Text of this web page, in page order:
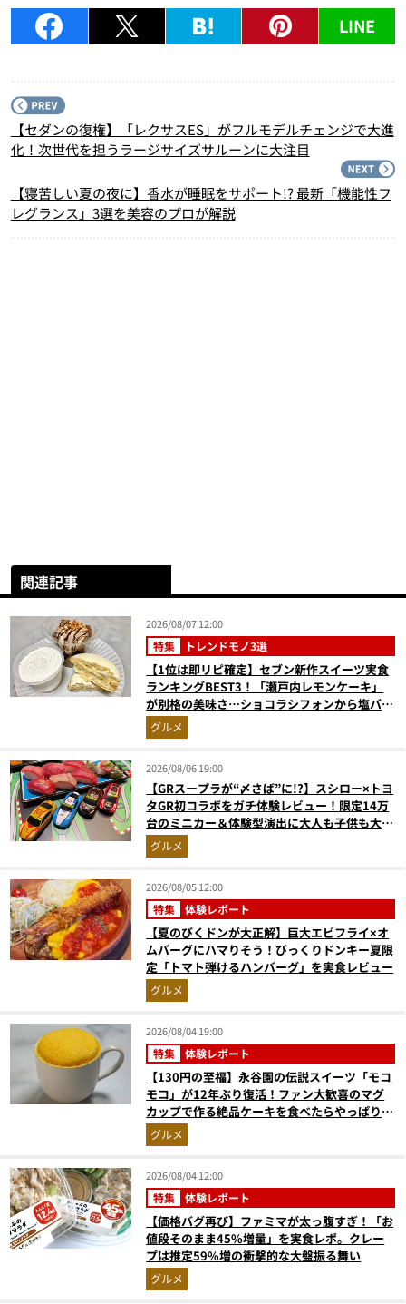
LINE
【セダンの復権】「レクサスES」がフルモデルチェンジで大進
化！次世代を担うラージサイズサルーンに大注目
【寝苦しい夏の夜に】香水が睡眠をサポート!? 最新「機能性フ
レグランス」3選を美容のプロが解説
関連記事
2026/08/07 12:00
特集 トレンドモノ3選
【1位は即リピ確定】セブン新作スイーツ実食
ランキングBEST3！「瀬戸内レモンケーキ」
が別格の美味さ…ショコラシフォンから塩バニ
ラプリンまで本気レビュー
グルメ
2026/08/06 19:00
【GRスープラが“〆さば”に!?】スシロー×トヨ
タGR初コラボをガチ体験レビュー！限定14万
台のミニカー＆体験型演出に大人も子供も大興
奮間違いなし
グルメ
2026/08/05 12:00
特集 体験レポート
【夏のびくドンが大正解】巨大エビフライ×オ
ムバーグにハマりそう！びっくりドンキー夏限
定「トマト弾けるハンバーグ」を実食レビュー
グルメ
2026/08/04 19:00
特集 体験レポート
【130円の至福】永谷園の伝説スイーツ「モコ
モコ」が12年ぶり復活！ファン大歓喜のマグ
カップで作る絶品ケーキを食べたらやっぱり最
高にウマかった
グルメ
2026/08/04 12:00
特集 体験レポート
【価格バグ再び】ファミマが太っ腹すぎ！「お
値段そのまま45%増量」を実食レポ。クレー
プは推定59%増の衝撃的な大盤振る舞い
グルメ